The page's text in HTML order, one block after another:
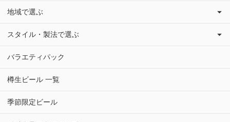
地域で選ぶ
スタイル・製法で選ぶ
バラエティパック
樽生ビール 一覧
季節限定ビール